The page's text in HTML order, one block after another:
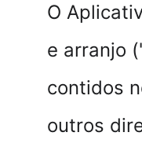
O
e arranjo
contidos
outros